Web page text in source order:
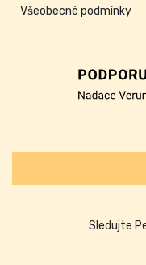
Všeobecné podmínky
Sledujte